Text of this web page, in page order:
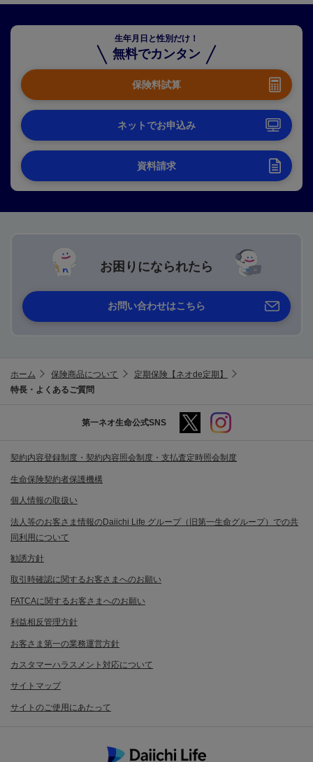
生年月日と性別だけ！
無料でカンタン
保険料試算
ネットでお申込み
資料請求
お困りになられたら
お問い合わせはこちら
ホーム 保険商品について
定期保険【ネオde定期】
特長・よくあるご質問
第一ネオ生命公式SNS
契約内容登録制度・契約内容照会制度・支払査定時照会制度
生命保険契約者保護機構
個人情報の取扱い
法人等のお客さま情報のDaiichi Life グループ（旧第一生命グループ）での共
同利用について
勧誘方針
取引時確認に関するお客さまへのお願い
FATCAに関するお客さまへのお願い
利益相反管理方針
お客さま第一の業務運営方針
カスタマーハラスメント対応について
サイトマップ
サイトのご使用にあたって